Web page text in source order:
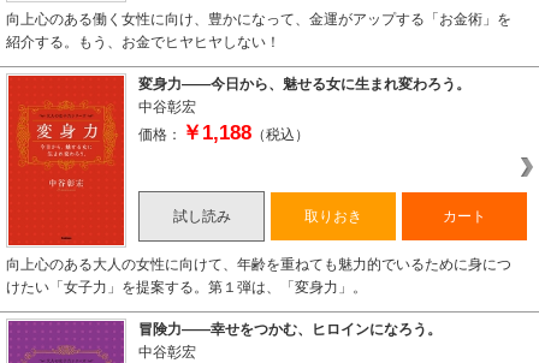
向上心のある働く女性に向け、豊かになって、金運がアップする「お金術」を
紹介する。もう、お金でヒヤヒヤしない！
変身力――今日から、魅せる女に生まれ変わろう。
中谷彰宏
価格：
￥1,188 （税込）
試し読み 取りおき カート
向上心のある大人の女性に向けて、年齢を重ねても魅力的でいるために身につ
けたい「女子力」を提案する。第１弾は、「変身力」。
冒険力――幸せをつかむ、ヒロインになろう。
中谷彰宏